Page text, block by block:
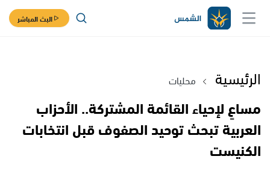
البث المباشر
الرئيسية محليات
مساعٍ لإحياء القائمة المشتركة.. الأحزاب
العربية تبحث توحيد الصفوف قبل انتخابات
الكنيست